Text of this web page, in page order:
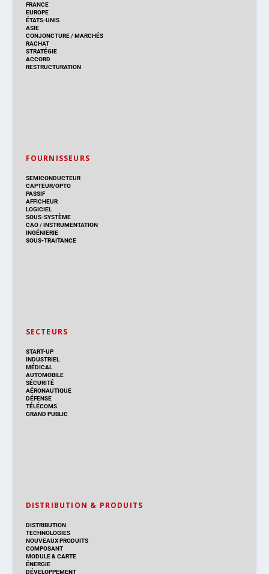
FRANCE
EUROPE
ÉTATS-UNIS
ASIE
CONJONCTURE/MARCHÉS
RACHAT
STRATÉGIE
ACCORD
RESTRUCTURATION
FOURNISSEURS
SEMICONDUCTEUR
CAPTEUR/OPTO
PASSIF
AFFICHEUR
LOGICIEL
SOUS-SYSTÈME
CAO/INSTRUMENTATION
INGÉNIERIE
SOUS-TRAITANCE
SECTEURS
START-UP
INDUSTRIEL
MÉDICAL
AUTOMOBILE
SÉCURITÉ
AÉRONAUTIQUE
DÉFENSE
TÉLÉCOMS
GRAND PUBLIC
DISTRIBUTION & PRODUITS
DISTRIBUTION
TECHNOLOGIES
NOUVEAUX PRODUITS
COMPOSANT
MODULE & CARTE
ÉNERGIE
DÉVELOPPEMENT